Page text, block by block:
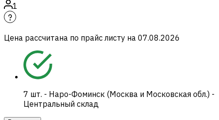
1
Цена рассчитана по прайс листу на 07.08.2026
7 шт. - Наро-Фоминск (Москва и Московская обл.) -
Центральный склад